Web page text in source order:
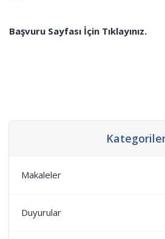
Makaleler
Duyurular
Başvuru Sayfası İçin Tıklayınız.